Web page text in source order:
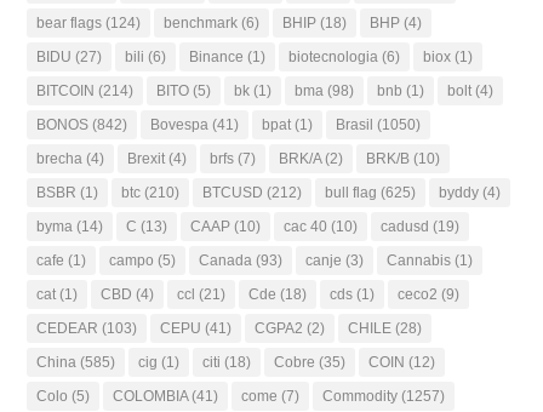
bear flags (124) benchmark (6) BHIP (18) BHP (4)
BIDU (27) bili (6) Binance (1) biotecnologia (6) biox (1)
BITCOIN (214) BITO (5) bk (1) bma (98) bnb (1) bolt (4)
BONOS (842) Bovespa (41) bpat (1) Brasil (1050)
brecha (4) Brexit (4) brfs (7) BRK/A(2) BRK/B (10)
BSBR (1) btc (210) BTCUSD (212) bull flag (625) byddy (4)
byma (14) C (13) CAAP (10) cac 40 (10) cadusd (19)
cafe (1) campo (5) Canada (93) canje (3) Cannabis (1)
cat (1) CBD (4) ccl (21) Cde (18) cds (1) ceco2 (9)
CEDEAR (103) CEPU (41) CGPA2 (2) CHILE (28)
China (585) cig (1) citi (18) Cobre (35) COIN (12)
Colo (5) COLOMBIA(41) come (7) Commodity (1257)